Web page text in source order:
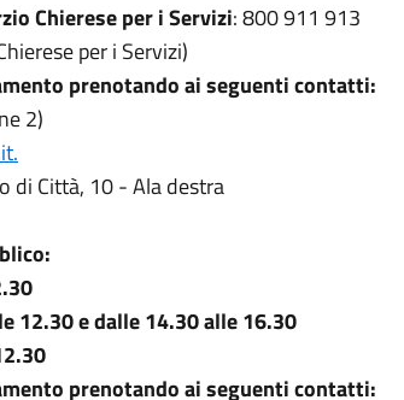
Chierese per i Servizi: 800 911 913
per i Servizi)
prenotando ai seguenti contatti:
2)
di Città, 10 - Ala destra
12.30 e dalle 14.30 alle 16.30
prenotando ai seguenti contatti: